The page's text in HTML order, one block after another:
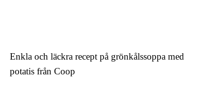
Enkla och läckra recept på grönkålssoppa med
potatis från Coop